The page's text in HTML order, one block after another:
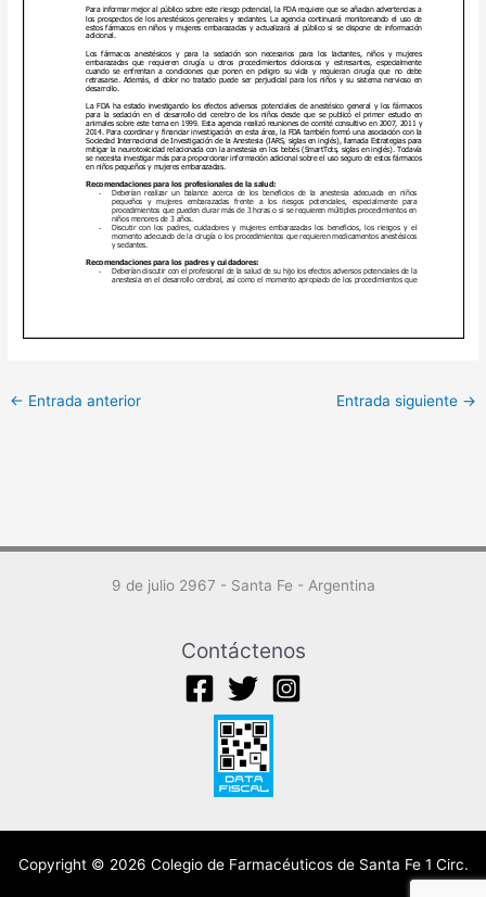
← Entrada anterior Entrada siguiente →
9 de julio 2967 - Santa Fe - Argentina
Contáctenos
Copyright © 2026 Colegio de Farmacéuticos de Santa Fe 1 Circ.